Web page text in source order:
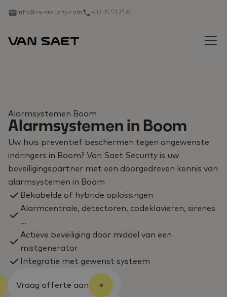
info@vs-security.com +32 15 51 71 61
Alarmsystemen Boom
Alarmsystemen in Boom
Uw huis preventief beschermen tegen ongewenste
indringers in Boom? Van Saet Security is uw
beveiligingspartner met een doorgedreven kennis van
alarmsystemen in Boom
Bekabelde of hybride oplossingen
Alarmcentrale, detectoren, codeklavieren, sirenes
...
Actieve beveiliging door middel van een
mistgenerator
Integratie met gewenst systeem
Vraag offerte aan